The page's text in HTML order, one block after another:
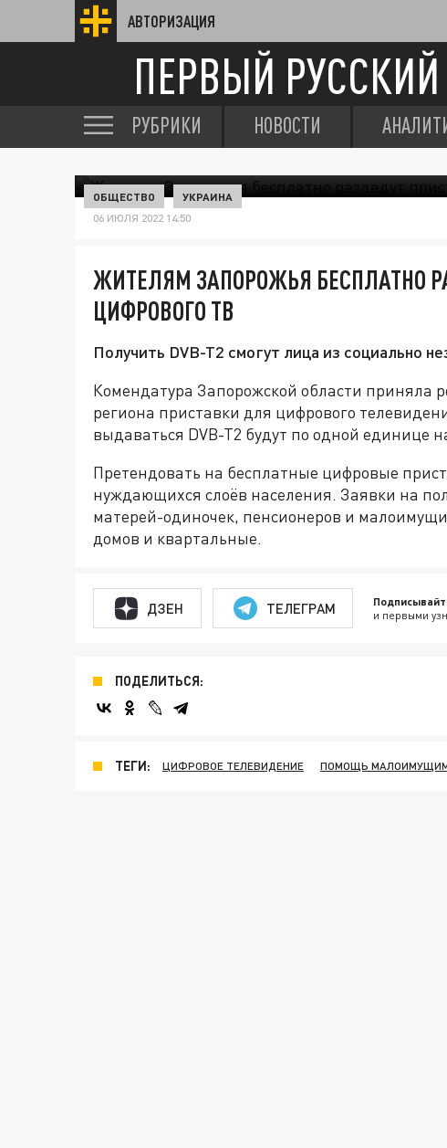
АВТОРИЗАЦИЯ
ПЕРВЫЙ РУССКИЙ
РУБРИКИ НОВОСТИ
ОБЩЕСТВО УКРАИНА
06 ИЮЛЯ 2022 14:50
ЖИТЕЛЯМ ЗАПОРОЖЬЯ БЕСПЛАТНО
ЦИФРОВОГО ТВ
Получить DVB-T2 смогут лица из социально
Комендатура Запорожской области приняла
региона приставки для цифрового
выдаваться DVB-T2 будут по одной единице
Претендовать на бесплатные цифровые
нуждающихся слоёв населения. Заявки на
матерей-одиночек, пенсионеров и
домов и квартальные.
ДЗЕН ТЕЛЕГРАМ и первыми
ПОДЕЛИТЬСЯ:
ТЕГИ: ЦИФРОВОЕ ТЕЛЕВИДЕНИЕ ПОМОЩЬ